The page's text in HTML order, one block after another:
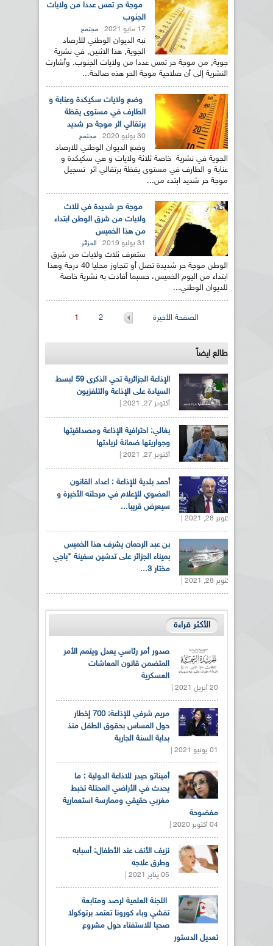
موجة حر تمس عددا من ولايات
الجنوب
17 مايو 2021 مجتمع
نبه الديوان الوطني للأرصاد
الجوية, هذا الاثنين, في نشرية
جوية, من موجة حر تمس عددا من ولايات الجنوب. وأشارت
النشرية إلى أن صلاحية موجة الحر هذه صالحة...
وضع ولايات سكيكدة وعنابة و
الطارف في مستوى يقظة
برتقالي اثر موجة حر شديد
30 يوليو 2020 مجتمع
وضع الديوان الوطني للارصاد
الجوية في نشرية خاصة ثلاثة ولايات و هي سكيكدة و
عنابة و الطارف في مستوى يقظة برتقالي اثر تسجيل
موجة حر شديد ابتدء من...
موجة حر شديدة في ثلاث
ولايات من شرق الوطن ابتداء
من هذا الخميس
31 يوليو 2019 الجزائر
ستعرف ثلاث ولايات من شرق
الوطن موجة حر شديدة تصل أو تتجاوز محليا 40 درجة وهذا
ابتداء من اليوم الخميس، حسبما أفادت به نشرية خاصة
للديوان الوطني...
الصفحات 1 2 الصفحة الأخيرة
طالع ايضاً
الإذاعة الجزائرية تحي الذكرى 59 لبسط
السيادة على الإذاعة والتلفزيون
أكتوبر 27, 2021 |
بغالي: احترافية الإذاعة ومصداقيتها
وجواريتها ضمانة لريادتها
أكتوبر 27, 2021 |
أحمد بلدية للإذاعة : اعداد القانون
العضوي للإعلام في مرحلته الأخيرة و
سيعرض قريبا...
أكتوبر 28, 2021 |
بن عبد الرحمان يشرف هذا الخميس
بميناء الجزائر على تدشين سفينة "باجي
مختار 3...
أكتوبر 28, 2021 |
الأكثر قراءة
صدور أمر رئاسي يعدل ويتمم الأمر
المتضمن قانون المعاشات
العسكرية
20 أبريل 2021 |
مريم شرفي للإذاعة: 700 إخطار
حول المساس بحقوق الطفل منذ
بداية السنة الجارية
01 يونيو 2021 |
أميناتو حيدر للاذاعة الدولية : ما
يحدث في الأراضي المحتلة تخبط
مغربي حقيقي وممارسة استعمارية
مفضوحة
04 أكتوبر 2020 |
نزيف الأنف عند الأطفال: أسبابه
وطرق علاجه
05 يناير 2021 |
اللجنة العلمية لرصد ومتابعة
تفشي وباء كورونا تعتمد برتوكولا
صحيا للاستفتاء حول مشروع
تعديل الدستور